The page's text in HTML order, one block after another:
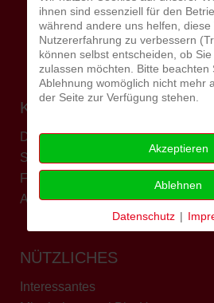
KARRIERE
Die AWO als Arbeitgeber
Stellenangebote
Freiwilligendienste
AWO Akademie
NÜTZLICHES
Interessantes
ihnen sind essenziell für den
während andere uns helfen, diese
Nutzererfahrung zu verbessern
können selbst entscheiden, ob
zulassen möchten. Bitte beachten
Ablehnung womöglich nicht mehr
der Seite zur Verfügung stehen.
Akzeptieren
Ablehnen
Datenschutz |